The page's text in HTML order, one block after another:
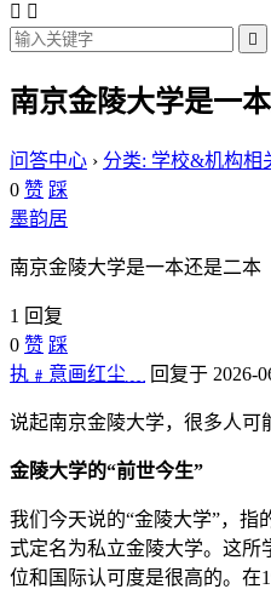
 

南京金陵大学是一
问答中心 › 分类: 学校&机构相
0 赞 踩
墨韵居
南京金陵大学是一本还是二本
1 回复
0 赞 踩
执﹟意画红尘﹏
回复于 2026-
说起南京金陵大学，很多人可
金陵大学的“前世今生”
我们今天说的“金陵大学”，指
式定名为私立金陵大学。这所
位和国际认可度是很高的。在